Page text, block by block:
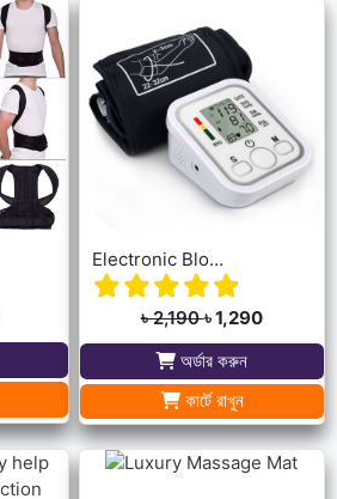
Electronic Blood Pressure Monitor
৳ 2,190৳ 1,290
অর্ডার করুন
কার্টে রাখুন